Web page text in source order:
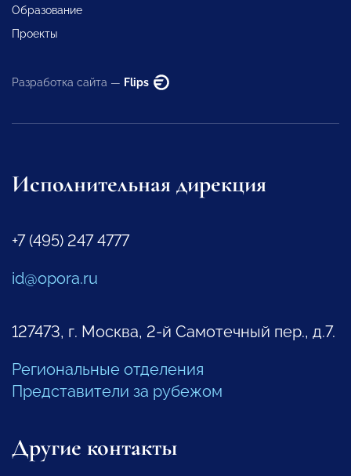
Образование
Проекты
Разработка сайта — Flips
Исполнительная дирекция
+7 (495) 247 4777
id@opora.ru
127473, г. Москва, 2-й Самотечный пер., д.7.
Региональные отделения
Представители за рубежом
Другие контакты